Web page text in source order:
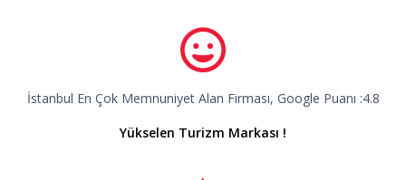
İstanbul En Çok Memnuniyet Alan Firması, Google Puanı :4.8
Yükselen Turizm Markası !